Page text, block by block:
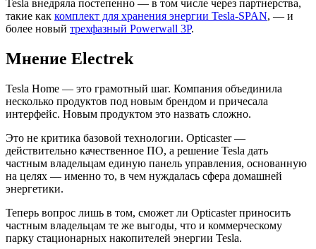
Tesla внедряла постепенно — в том числе через партнерства,
такие как комплект для хранения энергии Tesla-SPAN, — и
более новый трехфазный Powerwall 3P.
Мнение Electrek
Tesla Home — это грамотный шаг. Компания объединила
несколько продуктов под новым брендом и причесала
интерфейс. Новым продуктом это назвать сложно.
Это не критика базовой технологии. Opticaster —
действительно качественное ПО, а решение Tesla дать
частным владельцам единую панель управления, основанную
на целях — именно то, в чем нуждалась сфера домашней
энергетики.
Теперь вопрос лишь в том, сможет ли Opticaster приносить
частным владельцам те же выгоды, что и коммерческому
парку стационарных накопителей энергии Tesla.